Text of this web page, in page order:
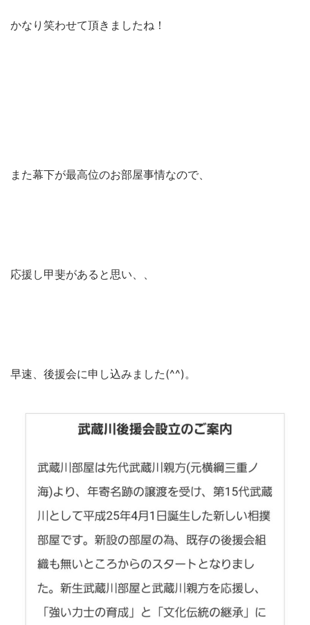
かなり笑わせて頂きましたね！
また幕下が最高位のお部屋事情なので、
応援し甲斐があると思い、、
早速、後援会に申し込みました(^^)。